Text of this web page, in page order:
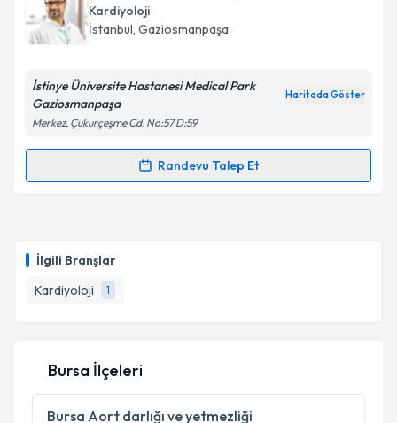
İlgili Branşlar
Kardiyoloji
1
Kardiyoloji
İstanbul, Gaziosmanpaşa
İstinye Üniversite Hastanesi Medical Park
Gaziosmanpaşa
Haritada Göster
Merkez, Çukurçeşme Cd. No:57 D:59
Randevu Talep Et
Randevu Takvimi Talebi
takvim hazırlandığında e-posta ile bilgilendireceğiz.
E-posta Adresiniz
Kişisel verilerimin işlenmesine ilişkinAydınlatma
Metni'ni okudum ve kişisel verilerimin belirtilen
Bursa İlçeleri
Bursa Aort darlığı ve yetmezliği